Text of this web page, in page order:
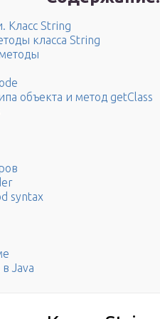
Класс String
класса String
объекта и метод getClass
syntax
Java